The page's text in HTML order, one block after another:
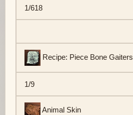
1/618
Recipe: Piece Bone Gaiters
1/9
Animal Skin